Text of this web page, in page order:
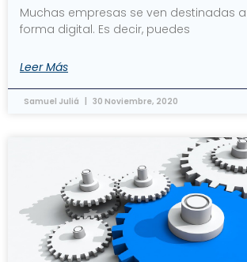
Muchas empresas se ven destinadas
forma digital. Es decir, puedes
Leer Más
Samuel Juliá 30 Noviembre, 2020